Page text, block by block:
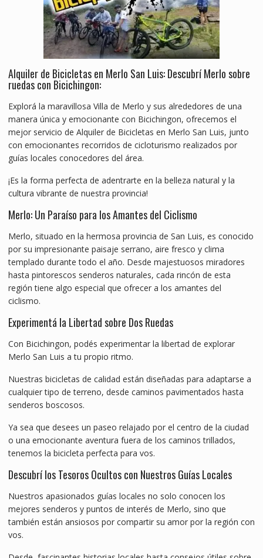
Alquiler de Bicicletas en Merlo San Luis: Descubrí Merlo sobre
ruedas con Bicichingon:
Explorá la maravillosa Villa de Merlo y sus alrededores de una
manera única y emocionante con Bicichingon, ofrecemos el
mejor servicio de Alquiler de Bicicletas en Merlo San Luis, junto
con emocionantes recorridos de cicloturismo realizados por
guías locales conocedores del área.
¡Es la forma perfecta de adentrarte en la belleza natural y la
cultura vibrante de nuestra provincia!
Merlo: Un Paraíso para los Amantes del Ciclismo
Merlo, situado en la hermosa provincia de San Luis, es conocido
por su impresionante paisaje serrano, aire fresco y clima
templado durante todo el año. Desde majestuosos miradores
hasta pintorescos senderos naturales, cada rincón de esta
región tiene algo especial que ofrecer a los amantes del
ciclismo.
Experimentá la Libertad sobre Dos Ruedas
Con Bicichingon, podés experimentar la libertad de explorar
Merlo San Luis a tu propio ritmo.
Nuestras bicicletas de calidad están diseñadas para adaptarse a
cualquier tipo de terreno, desde caminos pavimentados hasta
senderos boscosos.
Ya sea que desees un paseo relajado por el centro de la ciudad
o una emocionante aventura fuera de los caminos trillados,
tenemos la bicicleta perfecta para vos.
Descubrí los Tesoros Ocultos con Nuestros Guías Locales
Nuestros apasionados guías locales no solo conocen los
mejores senderos y puntos de interés de Merlo, sino que
también están ansiosos por compartir su amor por la región con
vos.